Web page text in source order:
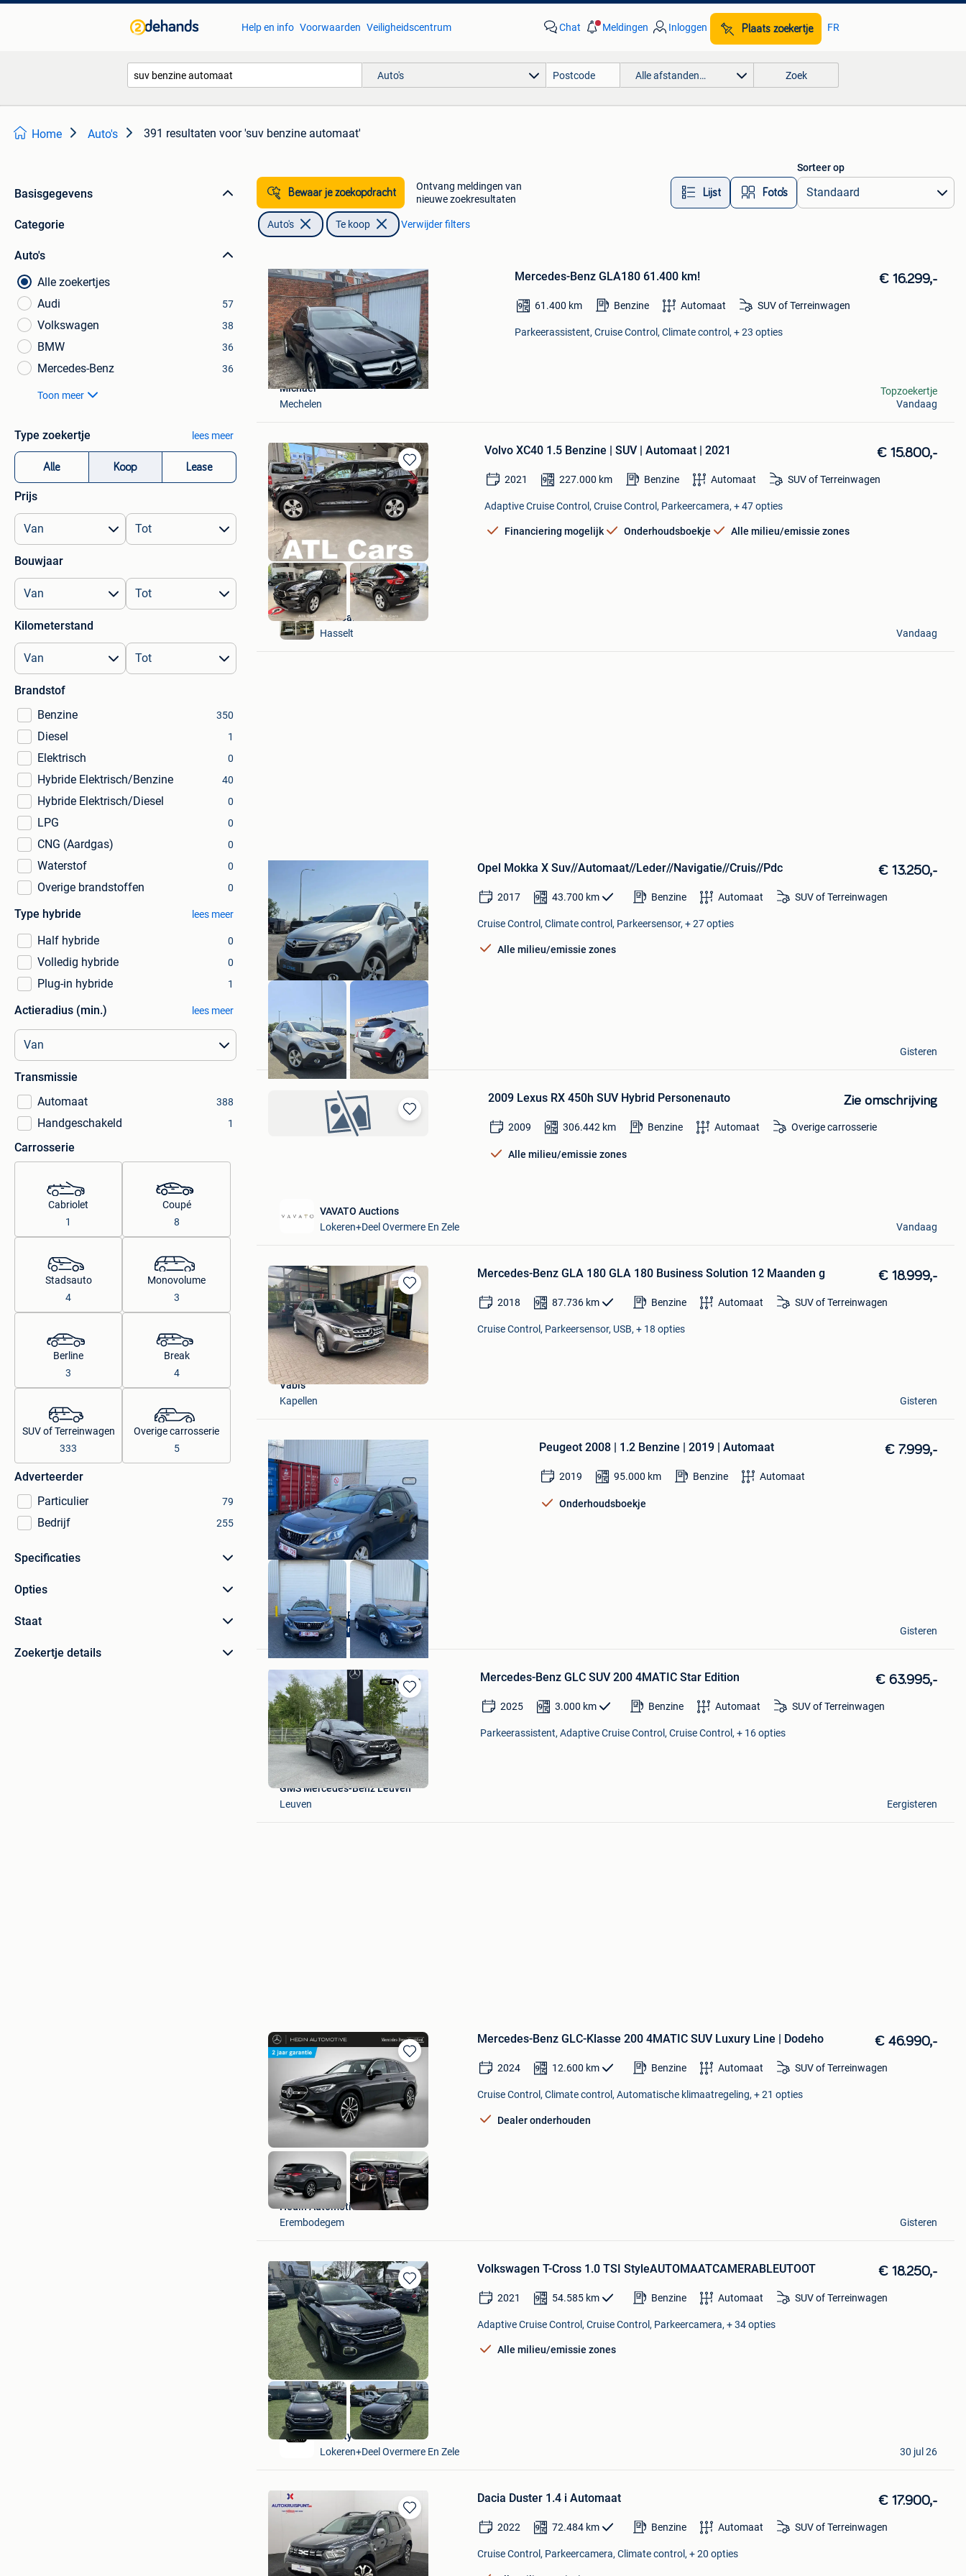
Help en info Voorwaarden Veiligheidscentrum Chat Meldingen Inloggen Plaats zoekertje FR
Auto's Alle afstanden… Zoek
Home Auto's 391 resultaten voor 'suv benzine automaat'
Basisgegevens
Categorie
Auto's
Alle zoekertjes
Audi
57
Volkswagen 38
BMW 36
Mercedes-Benz 36
Toon meer
Type zoekertje lees meer
Alle Koop Lease
Prijs
Bouwjaar
Kilometerstand
Brandstof
Benzine
350
Diesel 1
Elektrisch 0
Hybride Elektrisch/Benzine 40
Hybride Elektrisch/Diesel 0
LPG 0
CNG (Aardgas) 0
Waterstof 0
Overige brandstoffen 0
Type hybride lees meer
Half hybride 0
Volledig hybride 0
Plug-in hybride 1
Actieradius (min.) lees meer
Transmissie
Automaat
388
Handgeschakeld 1
Carrosserie
Cabriolet
1
Coupé
8
Stadsauto
4
Monovolume
3
Berline
3
Break
4
SUV of Terreinwagen
333
Overige carrosserie
5
Adverteerder
Particulier
79
Bedrijf 255
Specificaties
Opties
Staat
Zoekertje details
Bewaar je zoekopdracht
Ontvang meldingen van
nieuwe zoekresultaten
Lijst Foto’s
Sorteer op
Auto's Te koop Verwijder filters
Mijn
Favorieten
Mercedes-Benz GLA180 61.400 km! € 16.299,-
61.400 km Benzine Automaat SUV of Terreinwagen
Parkeerassistent, Cruise Control, Climate control, + 23 opties
Michael
Mechelen
Topzoekertje
Vandaag
Bewaren
in
Mijn
Favorieten
Volvo XC40 1.5 Benzine | SUV | Automaat | 2021 € 15.800,-
2021 227.000 km Benzine Automaat SUV of Terreinwagen
Adaptive Cruise Control, Cruise Control, Parkeercamera, + 47 opties
Financiering mogelijk Onderhoudsboekje Alle milieu/emissie zones
ATL Cars
Hasselt
Vandaag
Opel Mokka X Suv//Automaat//Leder//Navigatie//Cruis//Pdc € 13.250,-
2017 43.700 km Benzine Automaat SUV of Terreinwagen
Cruise Control, Climate control, Parkeersensor, + 27 opties
Alle milieu/emissie zones
Dr Cars
Elverdinge
Gisteren
Bewaren
2009 Lexus RX 450h SUV Hybrid Personenauto Zie omschrijving
2009 306.442 km Benzine Automaat Overige carrosserie
Alle milieu/emissie zones
VAVATO Auctions
Lokeren+Deel Overmere En Zele
Vandaag
Bewaren
in
Mijn
Favorieten
Mercedes-Benz GLA 180 GLA 180 Business Solution 12 Maanden g € 18.999,-
2018 87.736 km Benzine Automaat SUV of Terreinwagen
Cruise Control, Parkeersensor, USB, + 18 opties
Vabis
Kapellen
Gisteren
Favorieten
Automaat
Peugeot 2008 | 1.2 Benzine | 2019 | Automaat € 7.999,-
2019 95.000 km Benzine Automaat
Onderhoudsboekje
RIJDERS ANTWERPEN
Antwerpen
Gisteren
Bewaren
in
Mijn
Favorieten
Mercedes-Benz GLC SUV 200 4MATIC Star Edition € 63.995,-
2025 3.000 km Benzine Automaat SUV of Terreinwagen
Parkeerassistent, Adaptive Cruise Control, Cruise Control, + 16 opties
GMS Mercedes-Benz Leuven
Leuven
Eergisteren
Bewaren
in
Mijn
Favorieten
Mercedes-Benz GLC-Klasse 200 4MATIC SUV Luxury Line | Dodeho € 46.990,-
2024 12.600 km Benzine Automaat SUV of Terreinwagen
Cruise Control, Climate control, Automatische klimaatregeling, + 21 opties
Dealer onderhouden
Hedin Automotive Aalst
Erembodegem
Gisteren
Bewaren
in
Mijn
Favorieten
Volkswagen T-Cross 1.0 TSI StyleAUTOMAATCAMERABLEUTOOT € 18.250,-
2021 54.585 km Benzine Automaat SUV of Terreinwagen
Adaptive Cruise Control, Cruise Control, Parkeercamera, + 34 opties
Alle milieu/emissie zones
Carcity-Lokeren Bv
Lokeren+Deel Overmere En Zele
30 jul 26
Bewaren
in
Mijn
Favorieten
Dacia Duster 1.4 i Automaat € 17.900,-
2022 72.484 km Benzine Automaat SUV of Terreinwagen
Cruise Control, Parkeercamera, Climate control, + 20 opties